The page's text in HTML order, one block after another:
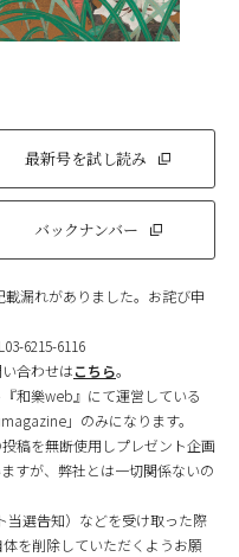
最新号を試し読み
バックナンバー
漏れがありました。お詫び申
6215-6116
合わせはこちら。
和樂web』にて運営している
」のみになります。
稿を無断使用しプレゼント企画
すが、弊社とは一切関係ないの
当選告知）などを受け取った際
を削除していただくようお願